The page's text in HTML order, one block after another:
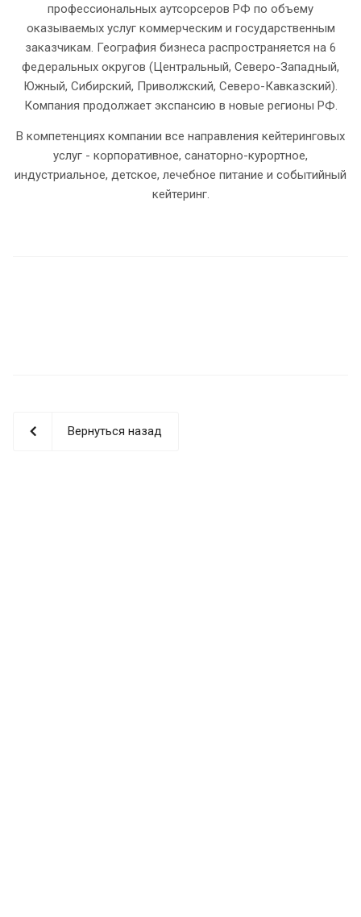
профессиональных аутсорсеров РФ по объему
оказываемых услуг коммерческим и государственным
заказчикам. География бизнеса распространяется на 6
федеральных округов (Центральный, Северо-Западный,
Южный, Сибирский, Приволжский, Северо-Кавказский).
Компания продолжает экспансию в новые регионы РФ.
В компетенциях компании все направления кейтеринговых
услуг - корпоративное, санаторно-курортное,
индустриальное, детское, лечебное питание и событийный
кейтеринг.
Вернуться назад